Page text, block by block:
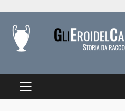
content
PRIMARY